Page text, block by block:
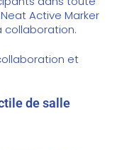
Active Marker
collaboration.
et
de salle